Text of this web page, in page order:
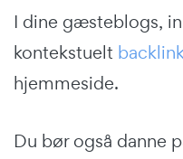
I dine gæsteblogs,
kontekstuelt
hjemmeside.
Du bør også danne